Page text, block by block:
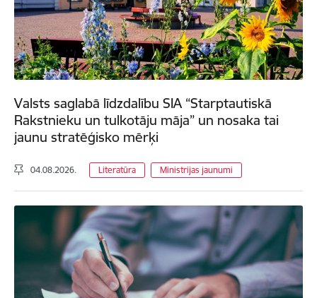
Valsts saglabā līdzdalību SIA “Starptautiskā
Rakstnieku un tulkotāju māja” un nosaka tai
jaunu stratēģisko mērķi
04.08.2026. Literatūra Ministrijas jaunumi